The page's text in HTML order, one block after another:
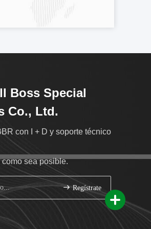
Boss Special
Co., Ltd.
con I + D y soporte técnico
sea posible.
Regístrate